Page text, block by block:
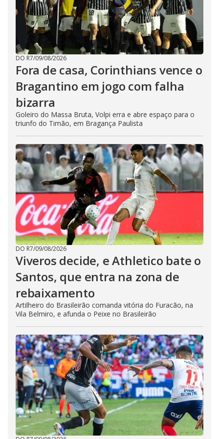
DO R7/09/08/2026
Fora de casa, Corinthians vence o
Bragantino em jogo com falha
bizarra
Goleiro do Massa Bruta, Volpi erra e abre espaço para o
triunfo do Timão, em Bragança Paulista
DO R7/09/08/2026
Viveros decide, e Athletico bate o
Santos, que entra na zona de
rebaixamento
Artilheiro do Brasileirão comanda vitória do Furacão, na
Vila Belmiro, e afunda o Peixe no Brasileirão